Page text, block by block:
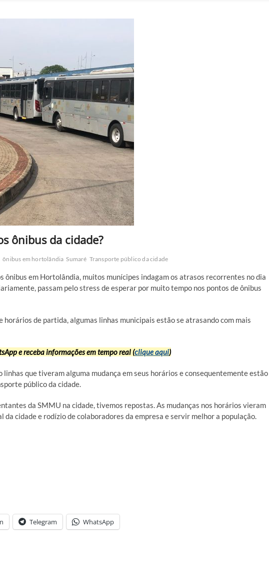
ônibus da cidade?
ônibus em hortolândia Sumaré Transporte público da cidade
em Hortolândia, muitos munícipes indagam os atrasos recorrentes no dia
passam pelo stress de esperar por muito tempo nos pontos de ônibus
horários de partida, algumas linhas municipais estão se atrasando com mais
e receba informações em tempo real (clique aqui)
que tiveram alguma mudança em seus horários e consequentemente estão
público da cidade.
da SMMU na cidade, tivemos repostas. As mudanças nos horários vieram
cidade e rodízio de colaboradores da empresa e servir melhor a população.
Telegram WhatsApp